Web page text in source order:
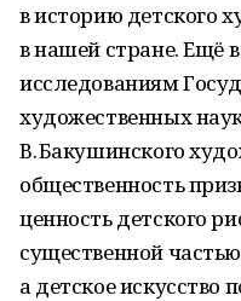
в историю детского
в нашей стране. Ещё
исследованиям
художественных
В. Бакушинского
общественность
ценность детского
существенной
а детское искусство